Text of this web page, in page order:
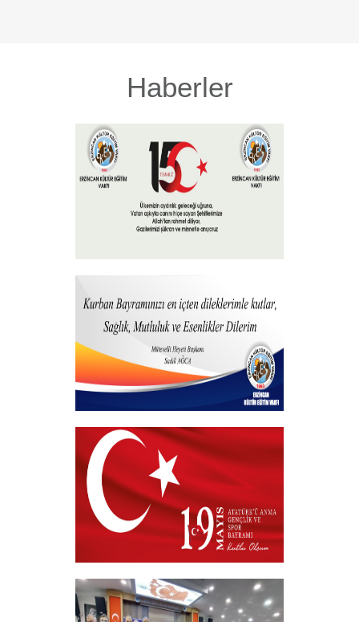
Haberler
+
Hayırlı Bayramlar
+
19 MAYIS 2026